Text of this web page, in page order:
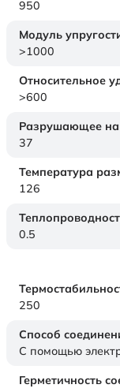
950
Модуль
>1000
Относительное
>600
Разрушающее
37
Температура
126
0.5
250
Способ
С помощью
Герметичность